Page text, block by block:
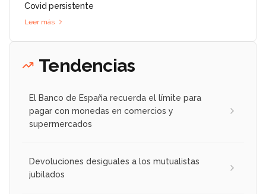
Covid persistente
Leer más
Tendencias
El Banco de España recuerda el límite para
pagar con monedas en comercios y
supermercados
Devoluciones desiguales a los mutualistas
jubilados